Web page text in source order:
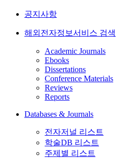
공지사항
해외전자정보서비스 검색
Academic Journals
Ebooks
Dissertations
Conference Materials
Reviews
Reports
Databases & Journals
전자저널 리스트
학술DB 리스트
주제별 리스트